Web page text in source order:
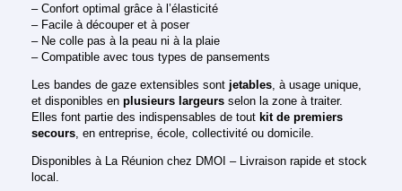
– Confort optimal grâce à l’élasticité
– Facile à découper et à poser
– Ne colle pas à la peau ni à la plaie
– Compatible avec tous types de pansements
Les bandes de gaze extensibles sont jetables , à usage unique,
et disponibles en plusieurs largeurs selon la zone à traiter.
Elles font partie des indispensables de tout kit de premiers
secours , en entreprise, école, collectivité ou domicile.
Disponibles à La Réunion chez DMOI – Livraison rapide et stock
local.